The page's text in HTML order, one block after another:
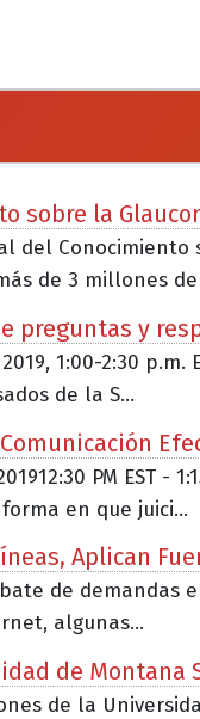
sobre la
del
de 3 millones de
preguntas y
1:00-2:30
de la S...
PM EST -
en que juici...
Aplican
de demandas
algunas...
de Montana
de la